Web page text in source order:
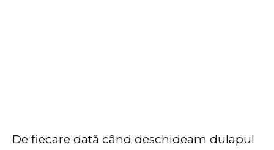
De fiecare dată când deschideam dulapul